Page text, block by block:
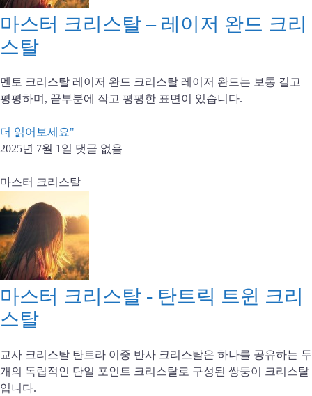
마스터 크리스탈 – 레이저 완드 크리
스탈
멘토 크리스탈 레이저 완드 크리스탈 레이저 완드는 보통 길고
평평하며, 끝부분에 작고 평평한 표면이 있습니다.
더 읽어보세요"
2025년 7월 1일 댓글 없음
마스터 크리스탈
마스터 크리스탈 - 탄트릭 트윈 크리
스탈
교사 크리스탈 탄트라 이중 반사 크리스탈은 하나를 공유하는 두
개의 독립적인 단일 포인트 크리스탈로 구성된 쌍둥이 크리스탈
입니다.